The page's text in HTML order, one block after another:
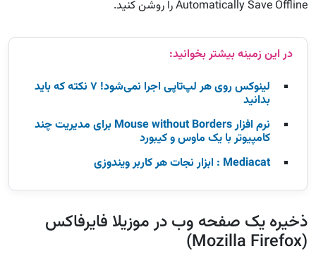
Automatically Save Offline را روشن کنید.
لینوکس روی هر لپ‌تاپی اجرا نمی‌شود! ۷ نکته که باید
بدانید
نرم افزار Mouse without Borders برای مدیریت چند
کامپیوتر با یک ماوس و کیبورد
Mediacat : ابزار نجات هر کاربر ویندوزی
ذخیره یک صفحه وب در موزیلا فایرفاکس
(Mozilla Firefox)